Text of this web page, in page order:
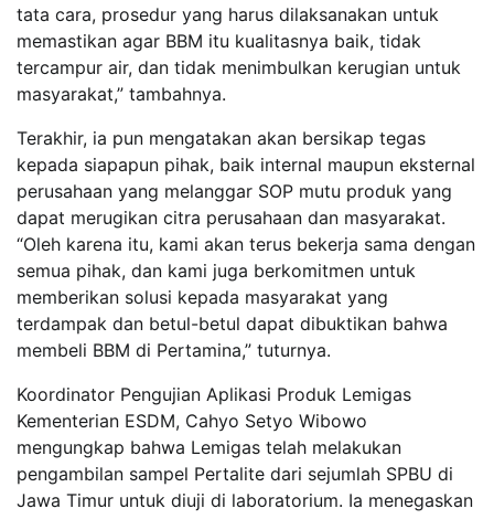
tata cara, prosedur yang harus dilaksanakan untuk
memastikan agar BBM itu kualitasnya baik, tidak
tercampur air, dan tidak menimbulkan kerugian untuk
masyarakat,” tambahnya.
Terakhir, ia pun mengatakan akan bersikap tegas
kepada siapapun pihak, baik internal maupun eksternal
perusahaan yang melanggar SOP mutu produk yang
dapat merugikan citra perusahaan dan masyarakat.
“Oleh karena itu, kami akan terus bekerja sama dengan
semua pihak, dan kami juga berkomitmen untuk
memberikan solusi kepada masyarakat yang
terdampak dan betul-betul dapat dibuktikan bahwa
membeli BBM di Pertamina,” tuturnya.
Koordinator Pengujian Aplikasi Produk Lemigas
Kementerian ESDM, Cahyo Setyo Wibowo
mengungkap bahwa Lemigas telah melakukan
pengambilan sampel Pertalite dari sejumlah SPBU di
Jawa Timur untuk diuji di laboratorium. Ia menegaskan